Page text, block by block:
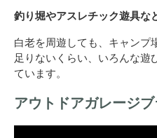
釣り堀やアスレチック遊具な
白老を周遊しても、キャンプ
足りないくらい、いろんな遊
ています。
アウトドアガレージ